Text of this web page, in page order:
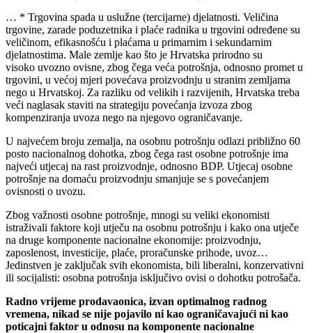
… * Trgovina spada u uslužne (tercijarne) djelatnosti. Veličina
trgovine, zarade poduzetnika i plaće radnika u trgovini određene su
veličinom, efikasnošću i plaćama u primarnim i sekundarnim
djelatnostima. Male zemlje kao što je Hrvatska prirodno su
visoko uvozno ovisne, zbog čega veća potrošnja, odnosno promet u
trgovini, u većoj mjeri povećava proizvodnju u stranim zemljama
nego u Hrvatskoj. Za razliku od velikih i razvijenih, Hrvatska treba
veći naglasak staviti na strategiju povećanja izvoza zbog
kompenziranja uvoza nego na njegovo ograničavanje.
U najvećem broju zemalja, na osobnu potrošnju odlazi približno 60
posto nacionalnog dohotka, zbog čega rast osobne potrošnje ima
najveći utjecaj na rast proizvodnje, odnosno BDP. Utjecaj osobne
potrošnje na domaću proizvodnju smanjuje se s povećanjem
ovisnosti o uvozu.
Zbog važnosti osobne potrošnje, mnogi su veliki ekonomisti
istraživali faktore koji utječu na osobnu potrošnju i kako ona utječe
na druge komponente nacionalne ekonomije: proizvodnju,
zaposlenost, investicije, plaće, proračunske prihode, uvoz…
Jedinstven je zaključak svih ekonomista, bili liberalni, konzervativni
ili socijalisti: osobna potrošnja isključivo ovisi o dohotku potrošača.
Radno vrijeme prodavaonica, izvan optimalnog radnog
vremena, nikad se nije pojavilo ni kao ograničavajući ni kao
poticajni faktor u odnosu na komponente nacionalne